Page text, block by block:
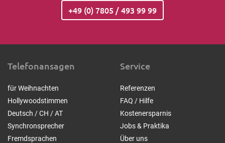
+49 (0) 7805 / 493 99 99
Telefonansagen
für Weihnachten
Hollywoodstimmen
Deutsch / CH / AT
Synchronsprecher
Fremdsprachen
Service
Referenzen
FAQ / Hilfe
Kostenersparnis
Jobs & Praktika
Über uns